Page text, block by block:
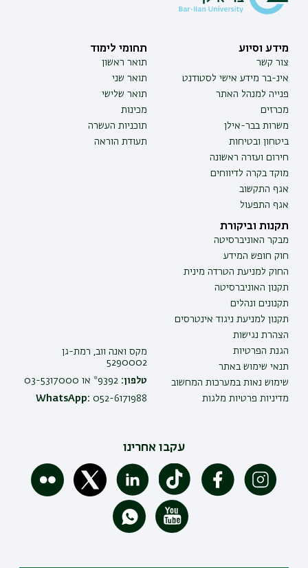
מידע וסיוע
צור קשר
אינ-בר מידע אישי לסטודנט
פנייה למנהל האתר
מכרזים
משרות בבר-אילן
ביטחון ובטיחות
חירום ועזרה ראשונה
מוקד בקרה לדיווחים
אגף התקשוב
אגף התפעול
תחומי לימוד
תואר ראשון
תואר שני
תואר שלישי
מכינות
תוכניות העשרה
תעודת הוראה
תקנות וביקורת
מבקר האוניברסיטה
חוק חופש המידע
החוק למניעת הטרדה מינית
תקנון האוניברסיטה
תקנונים ונהלים
תקנון למניעת ניגוד אינטרסים
הצהרת נגישות
הגנת הפרטיות
תנאי שימוש באתר
שימוש נאות במערכות המחשוב
מדיניות פרטיות מלגות
מקס ואנה ווב, רמת-גן
5290002
טלפון:
WhatsApp: 052-6171988
עקבו אחרינו